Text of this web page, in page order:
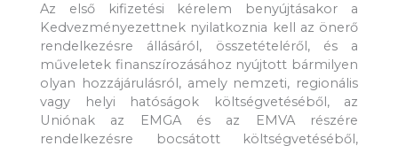
Az első kifizetési kérelem benyújtásakor a
Kedvezményezettnek nyilatkoznia kell az önerő
rendelkezésre állásáról, összetételéről, és a
műveletek finanszírozásához nyújtott bármilyen
olyan hozzájárulásról, amely nemzeti, regionális
vagy helyi hatóságok költségvetéséből, az
Uniónak az EMGA és az EMVA részére
rendelkezésre bocsátott költségvetéséből,